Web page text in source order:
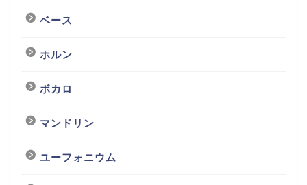
ベース
ホルン
ボカロ
マンドリン
ユーフォニウム